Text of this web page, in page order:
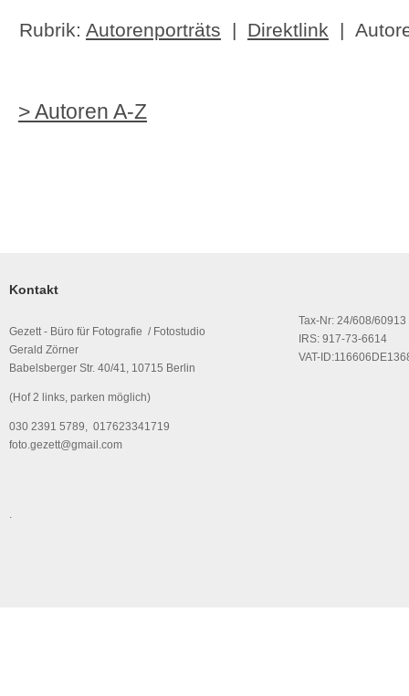
Rubrik: Autorenporträts | Direktlink |
> Autoren A-Z
Kontakt
Gezett - Büro für Fotografie / Fotostudio
Gerald Zörner
Babelsberger Str. 40/41, 10715 Berlin
(Hof 2 links, parken möglich)
030 2391 5789, 017623341719
foto.gezett@gmail.com
Tax-Nr: 24/608/60913
IRS: 917-73-6614
VAT-
.